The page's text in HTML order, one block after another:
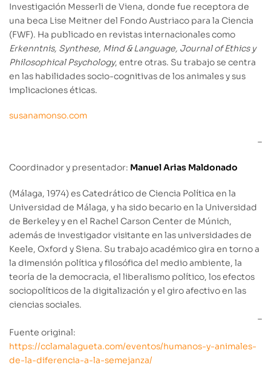
Investigación Messerli de Viena, donde fue receptora de
una beca Lise Meitner del Fondo Austriaco para la Ciencia
(FWF). Ha publicado en revistas internacionales como
Erkenntnis, Synthese, Mind & Language, Journal of Ethics y
Philosophical Psychology, entre otras. Su trabajo se centra
en las habilidades socio-cognitivas de los animales y sus
implicaciones éticas.
susanamonso.com
–
Coordinador y presentador: Manuel Arias Maldonado
(Málaga, 1974) es Catedrático de Ciencia Política en la
Universidad de Málaga, y ha sido becario en la Universidad
de Berkeley y en el Rachel Carson Center de Múnich,
además de investigador visitante en las universidades de
Keele, Oxford y Siena. Su trabajo académico gira en torno a
la dimensión política y filosófica del medio ambiente, la
teoría de la democracia, el liberalismo político, los efectos
sociopolíticos de la digitalización y el giro afectivo en las
ciencias sociales.
–
Fuente original:
https://cclamalagueta.com/eventos/humanos-y-animales-
de-la-diferencia-a-la-semejanza/